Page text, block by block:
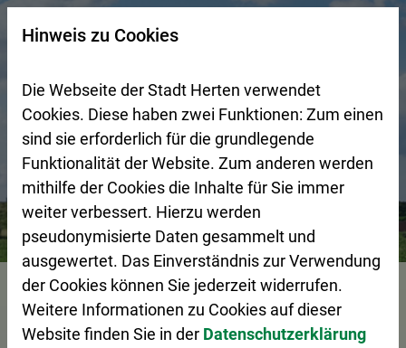
Zur Startseite (Schnelltaste 0)
Zum Seitenanfang springen (Schnelltaste A)
Zur Navigation/Menü springen (Schnelltaste M)
Zur Suche springen (Schnelltaste 8)
Zum Inhalt springen (Schnelltaste I)
Zum Fußbereich springen (Schnelltaste Z)
Bürgerservice Pressemeldungen Straßentheater
Vorlesen
Suchseite mit Schnellsuche
Hinweis zu Cookies
Die Webseite der Stadt Herten verwendet
Cookies. Diese haben zwei Funktionen: Zum einen
sind sie erforderlich für die grundlegende
Funktionalität der Website. Zum anderen werden
mithilfe der Cookies die Inhalte für Sie immer
weiter verbessert. Hierzu werden
pseudonymisierte Daten gesammelt und
ausgewertet. Das Einverständnis zur Verwendung
der Cookies können Sie jederzeit widerrufen.
Weitere Informationen zu Cookies auf dieser
Website finden Sie in der Datenschutzerklärung